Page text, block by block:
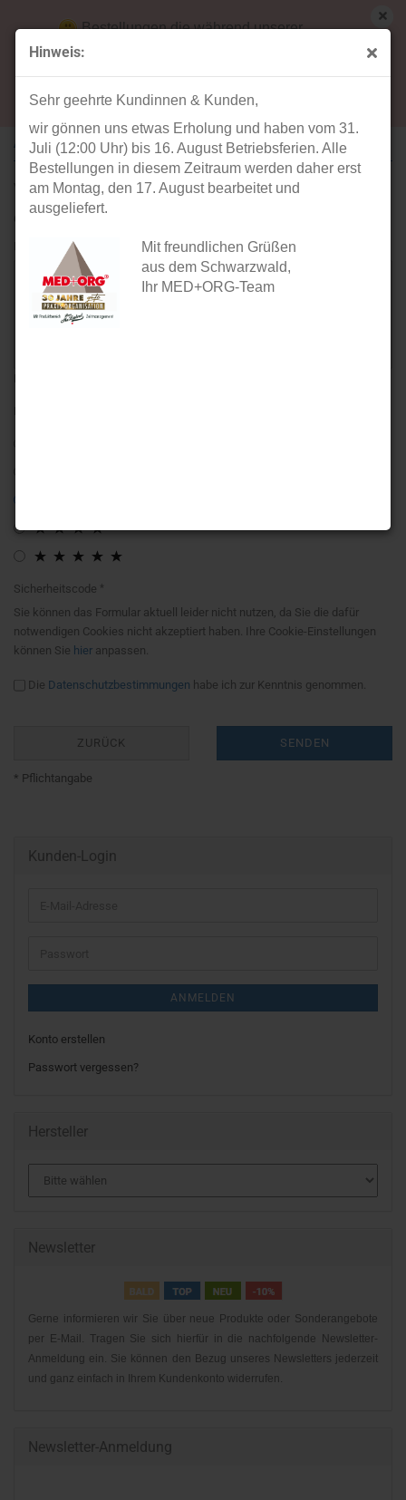
Hinweis:
Sehr geehrte Kundinnen & Kunden,
wir gönnen uns etwas Erholung und haben vom 31.
Juli (12:00 Uhr) bis 16. August Betriebsferien. Alle
Bestellungen in diesem Zeitraum werden daher erst
am Montag, den 17. August bearbeitet und
ausgeliefert.
Mit freundlichen Grüßen
aus dem Schwarzwald,
Ihr MED+ORG-Team
Bestellungen die während unserer
Betriebsferien (31. Juli ab 12:00 Uhr bis 16.
ARTIKEL: ZAHNERSATZMODELL
Verfasser:
Ihre Meinung:
Sicherheitscode
Sie können das Formular aktuell leider nicht nutzen, da Sie die dafür
notwendigen Cookies nicht akzeptiert haben. Ihre Cookie-Einstellungen
können Sie hier anpassen.
Die Datenschutzbestimmungen habe ich zur Kenntnis genommen.
ZURÜCK SENDEN
* Pflichtangabe
Kunden-Login
ANMELDEN
Konto erstellen
Passwort vergessen?
Hersteller
Newsletter
Gerne informieren wir Sie über neue Produkte oder Sonderangebote
per E-Mail. Tragen Sie sich hierfür in die nachfolgende Newsletter-
Anmeldung ein. Sie können den Bezug unseres Newsletters jederzeit
und ganz einfach in Ihrem Kundenkonto widerrufen.
Newsletter-Anmeldung